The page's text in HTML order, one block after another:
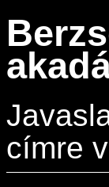
címre